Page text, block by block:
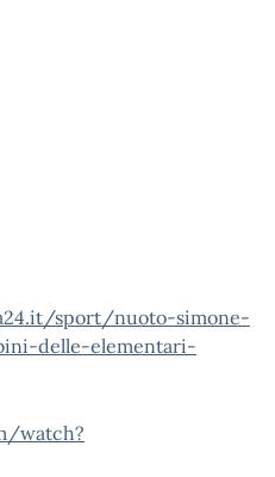
sport/nuoto-simone-
delle-elementari-
watch?